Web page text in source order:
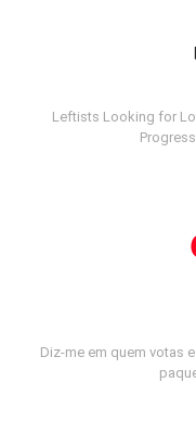
Leftists Looking for
Diz-me em quem votas